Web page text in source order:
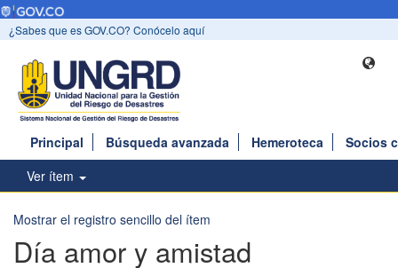
¿Sabes que es GOV.CO? Conócelo aquí
Principal Búsqueda avanzada Hemeroteca
Socios
Ver ítem
Mostrar el registro sencillo del ítem
Día amor y amistad